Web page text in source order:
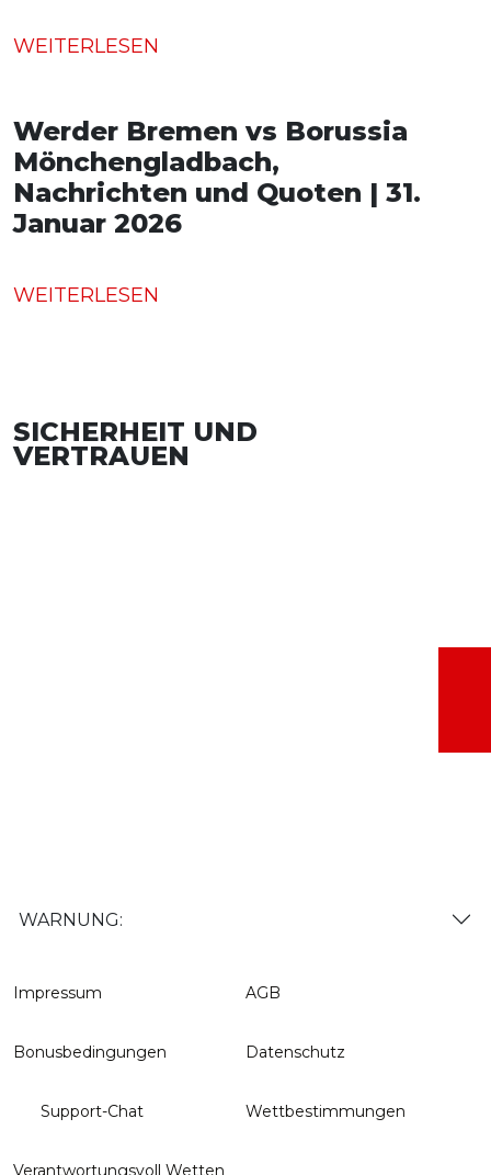
WEITERLESEN
Werder Bremen vs Borussia
Mönchengladbach,
Nachrichten und Quoten | 31.
Januar 2026
WEITERLESEN
SICHERHEIT UND
VERTRAUEN
WARNUNG:
Impressum AGB
Bonusbedingungen Datenschutz
Support-Chat Wettbestimmungen
Verantwortungsvoll Wetten